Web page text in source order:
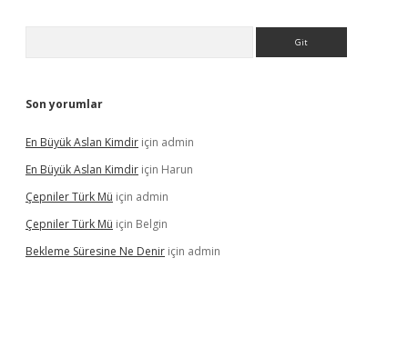
Son yorumlar
En Büyük Aslan Kimdir için admin
En Büyük Aslan Kimdir için Harun
Çepniler Türk Mü için admin
Çepniler Türk Mü için Belgin
Bekleme Süresine Ne Denir için admin